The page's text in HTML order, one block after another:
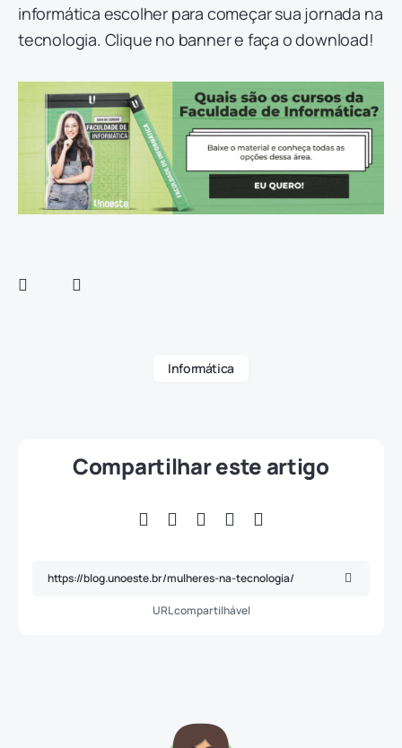
informática escolher para começar sua jornada na
tecnologia. Clique no banner e faça o download!
Informática
Compartilhar este artigo
URL compartilhável